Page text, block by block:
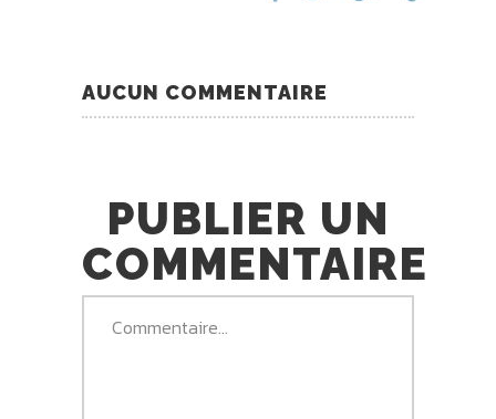
AUCUN COMMENTAIRE
PUBLIER UN
COMMENTAIRE